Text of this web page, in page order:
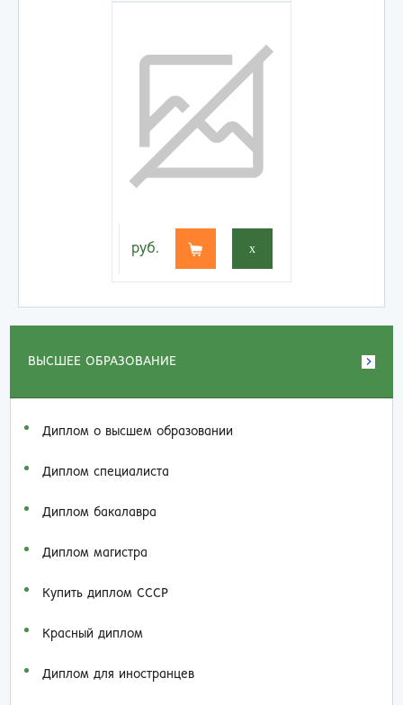
ВЫСШЕЕ ОБРАЗОВАНИЕ
Диплом о высшем образовании
Диплом специалиста
Диплом бакалавра
Диплом магистра
Купить диплом СССР
Красный диплом
Диплом для иностранцев
руб. x